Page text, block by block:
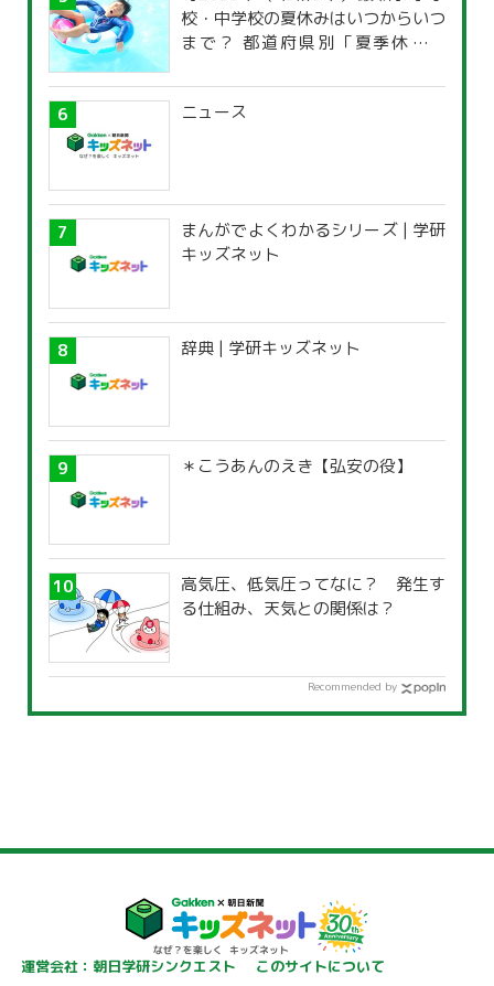
校・中学校の夏休みはいつからいつ
まで？ 都道府県別「夏季休暇一
ニュース
まんがでよくわかるシリーズ | 学研
キッズネット
辞典 | 学研キッズネット
＊こうあんのえき【弘安の役】
高気圧、低気圧ってなに？ 発生す
る仕組み、天気との関係は？
Recommended by
運営会社：朝日学研シンクエスト このサイトについて